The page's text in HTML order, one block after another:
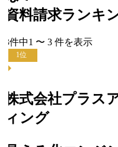
料請求ランキン
件中1〜3件を表示
位
式会社プラス
ング